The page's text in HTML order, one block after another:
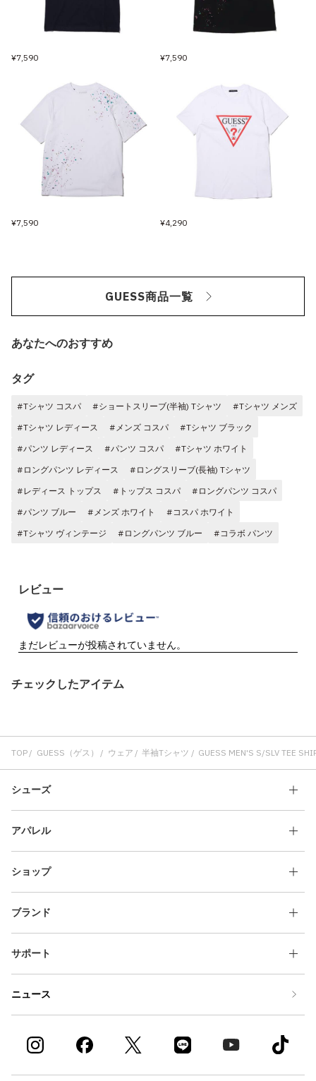
¥7,590 ¥7,590
¥7,590 ¥4,290
GUESS商品一覧
あなたへのおすすめ
タグ
#Tシャツ コスパ #ショートスリーブ(半袖) Tシャツ
#Tシャツ メンズ
#Tシャツ レディース
#メンズ コスパ
#Tシャツ ブラック
#パンツ レディース
#パンツ コスパ
#Tシャツ ホワイト
#ロングパンツ レディース
#ロングスリーブ(長袖) Tシャツ
#レディース トップス
#トップス コスパ
#ロングパンツ コスパ
#パンツ ブルー
#メンズ ホワイト
#コスパ ホワイト
#Tシャツ ヴィンテージ
#ロングパンツ ブルー #コラボ パンツ
チェックしたアイテム
TOP GUESS（ゲス） ウェア 半袖Tシャツ GUESS MEN'S S/SLV TEE
シューズ
アパレル
ショップ
ブランド
サポート
ニュース